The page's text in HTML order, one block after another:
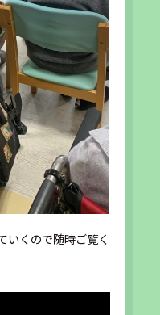
いくので随時ご覧く